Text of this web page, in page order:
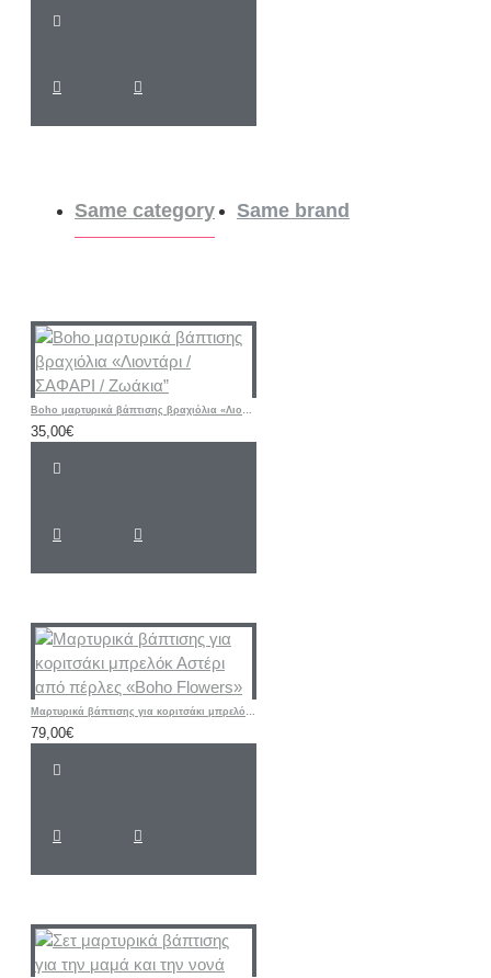
Same category Same brand
Boho μαρτυρικά βάπτισης βραχιόλια «Λιοντάρι / ΣΑΦΑΡΙ / Ζωάκια”
35,00€
Μαρτυρικά βάπτισης για κοριτσάκι μπρελόκ Αστέρι από πέρλες «Boho Flowers»
79,00€